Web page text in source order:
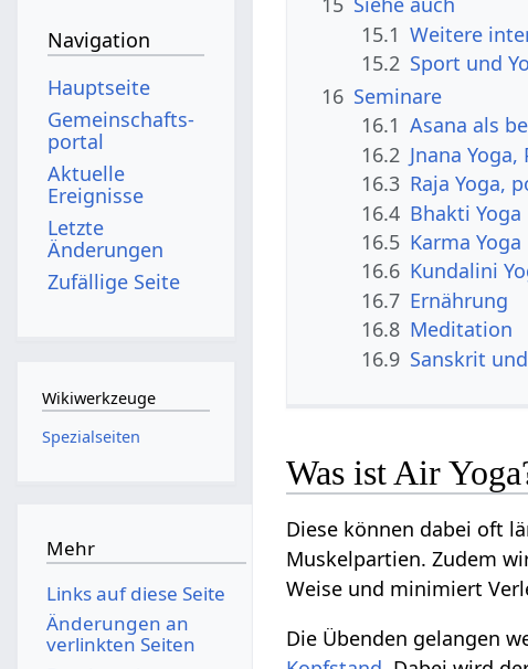
15.1 Weitere
15.2 Sport und
16 Seminare
16.1 Asana als
16.2 Jnana
16.3 Raja Yoga,
16.4 Bhakti Yoga
16.5 Karma Yoga
16.6 Kundalini
16.7 Ernährung
16.8 Meditation
16.9 Sanskrit
Was ist Air
Diese können dabei oft
Muskelpartien. Zudem
Weise und minimiert
Die Übenden gelangen
Navigation
Hauptseite
Gemeinschafts­
portal
Aktuelle
Ereignisse
Letzte
Änderungen
Zufällige Seite
Wikiwerkzeuge
Spezialseiten
Mehr
Links auf diese Seite
Änderungen an
verlinkten Seiten